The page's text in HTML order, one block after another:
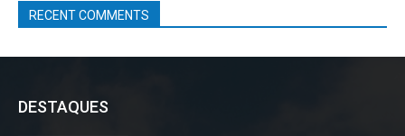
RECENT COMMENTS
DESTAQUES